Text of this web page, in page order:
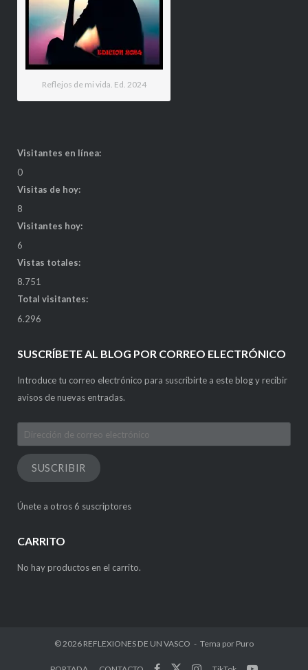
Reflejos de mi vida. Ed. 2024
Visitantes en línea:
0
Visitas de hoy:
8
Visitantes hoy:
6
Vistas totales:
8.751
Total visitantes:
6.296
SUSCRÍBETE AL BLOG POR CORREO ELECTRÓNICO
Introduce tu correo electrónico para suscribirte a este blog y recibir
avisos de nuevas entradas.
Dirección
de
correo
electrónico
SUSCRIBIR
Únete a otros 6 suscriptores
CARRITO
No hay productos en el carrito.
© 2026 REFLEXIONES DE UN VASCO Tema por Puro